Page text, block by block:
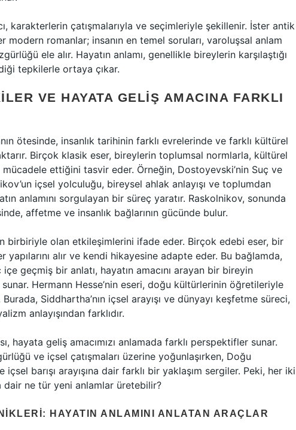
karakterlerin çatışmalarıyla ve seçimleriyle şekillenir. İster antik
romanlar; insanın en temel soruları, varoluşsal anlam
ele alır. Hayatın anlamı, genellikle bireylerin karşılaştığı
tepkilerle ortaya çıkar.
VE HAYATA GELIŞ AMACINA FARKLI
ötesinde, insanlık tarihinin farklı evrelerinde ve farklı kültürel
Birçok klasik eser, bireylerin toplumsal normlarla, kültürel
mücadele ettiğini tasvir eder. Örneğin, Dostoyevski’nin Suç ve
içsel yolculuğu, bireysel ahlak anlayışı ve toplumdan
anlamını sorgulayan bir süreç yaratır. Raskolnikov, sonunda
affetme ve insanlık bağlarının gücünde bulur.
birbiriyle olan etkileşimlerini ifade eder. Birçok edebi eser, bir
yapılarını alır ve kendi hikayesine adapte eder. Bu bağlamda,
geçmiş bir anlatı, hayatın amacını arayan bir bireyin
Hermann Hesse’nin eseri, doğu kültürlerinin öğretileriyle
Siddhartha’nın içsel arayışı ve dünyayı keşfetme süreci,
anlayışından farklıdır.
hayata geliş amacımızı anlamada farklı perspektifler sunar.
ve içsel çatışmaları üzerine yoğunlaşırken, Doğu
barışı arayışına dair farklı bir yaklaşım sergiler. Peki, her iki
ne tür yeni anlamlar üretebilir?
HAYATIN ANLAMINI ANLATAN ARAÇLAR